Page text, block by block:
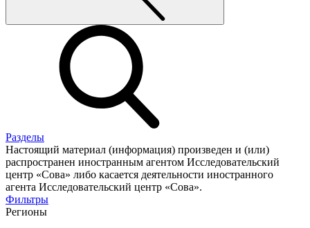
Разделы
Настоящий материал (информация) произведен и (или)
распространен иностранным агентом Исследовательский
центр «Сова» либо касается деятельности иностранного
агента Исследовательский центр «Сова».
Фильтры
Регионы